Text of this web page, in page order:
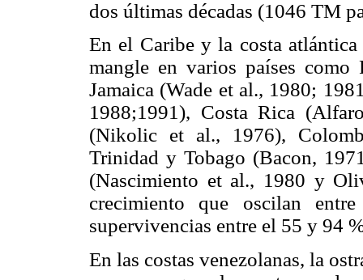
dos últimas décadas (1046 TM
En el Caribe y la costa
mangle en varios países
Jamaica (Wade et al., 1980;
1988;1991), Costa Rica
(Nikolic et al., 1976),
Trinidad y Tobago (Bacon,
(Nascimiento et al., 1980 y
crecimiento que oscilan
supervivencias entre el 55 y 94
En las costas venezolanas, la